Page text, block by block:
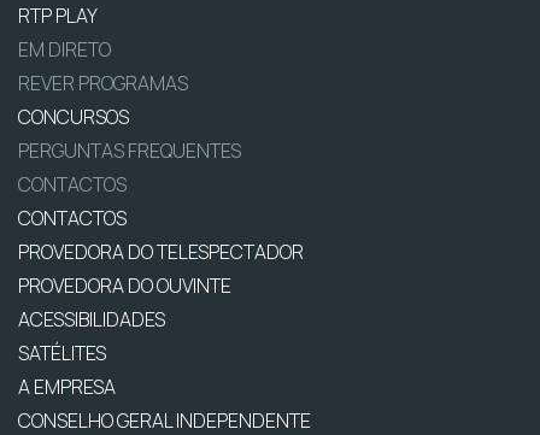
RTP PLAY
EM DIRETO
REVER PROGRAMAS
CONCURSOS
PERGUNTAS FREQUENTES
CONTACTOS
CONTACTOS
PROVEDORA DO TELESPECTADOR
PROVEDORA DO OUVINTE
ACESSIBILIDADES
SATÉLITES
A EMPRESA
CONSELHO GERAL INDEPENDENTE